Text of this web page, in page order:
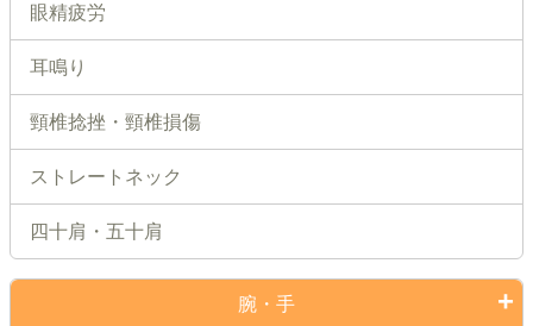
眼精疲労
耳鳴り
頸椎捻挫・頸椎損傷
ストレートネック
四十肩・五十肩
腕・手